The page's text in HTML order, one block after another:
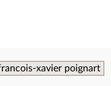
xavier poignart